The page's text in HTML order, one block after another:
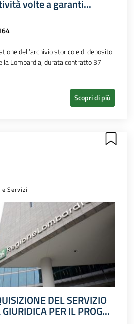
volte a garanti...
dell’archivio storico e di deposito
Lombardia, durata contratto 37
Scopri di più
Servizi
DEL SERVIZIO
PER IL PROG...